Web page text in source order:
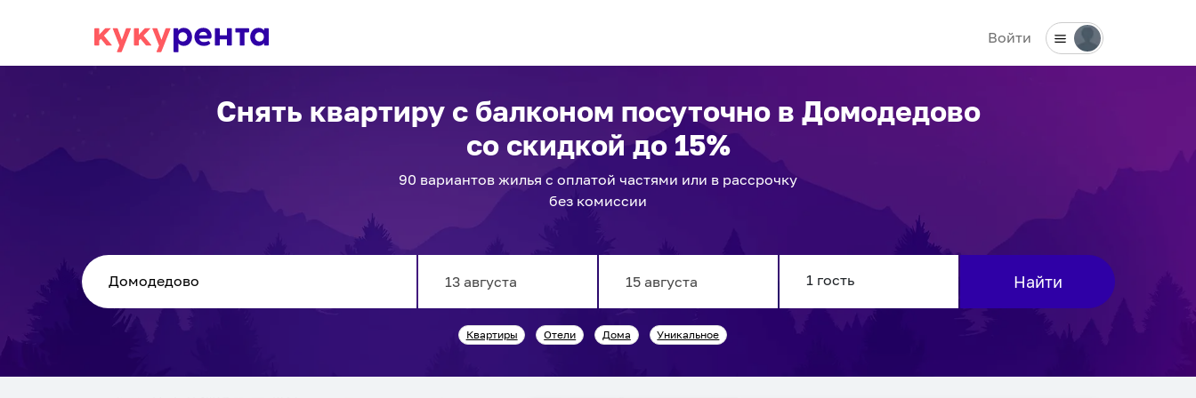
Войти
Снять квартиру с балконом посуточно в Домодедово
со скидкой до 15%
90 вариантов жилья с оплатой частями или в рассрочку
без комиссии
forward
interact
backward
interact
Найти
Квартиры Отели Дома Уникальное